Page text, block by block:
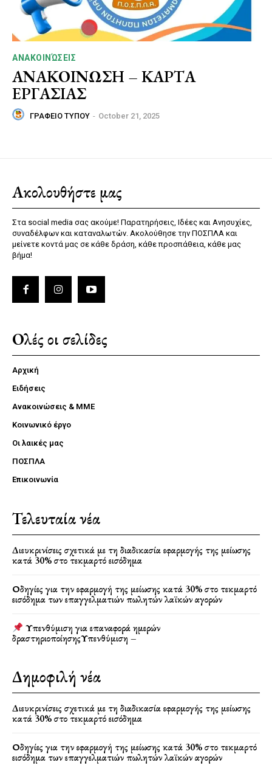
ΑΝΑΚΟΙΝΏΣΕΙΣ
ΑΝΑΚΟΙΝΩΣΗ – ΚΑΡΤΑ
ΕΡΓΑΣΙΑΣ
ΓΡΑΦΕΙΟ ΤΥΠΟΥ - October 21, 2025
Ακολουθήστε μας
Στα social media σας ακούμε! Παρατηρήσεις, Ιδέες και Ανησυχίες,
συναδέλφων και καταναλωτών. Ακολούθησε την ΠΟΣΠΛΑ και
μείνετε κοντά μας σε κάθε δράση, κάθε προσπάθεια, κάθε μας
βήμα!
Ολές οι σελίδες
Αρχική
Ειδήσεις
Ανακοινώσεις & ΜΜΕ
Κοινωνικό έργο
Οι λαικές μας
ΠΟΣΠΛΑ
Επικοινωνία
Τελευταία νέα
Διευκρινίσεις σχετικά με τη διαδικασία εφαρμογής της μείωσης
κατά 30% στο τεκμαρτό εισόδημα
Οδηγίες για την εφαρμογή της μείωσης κατά 30% στο τεκμαρτό
εισόδημα των επαγγελματιών πωλητών λαϊκών αγορών
Υπενθύμιση για επαναφορά ημερών
δραστηριοποίησηςΥπενθύμιση –
Δημοφιλή νέα
Διευκρινίσεις σχετικά με τη διαδικασία εφαρμογής της μείωσης
κατά 30% στο τεκμαρτό εισόδημα
Οδηγίες για την εφαρμογή της μείωσης κατά 30% στο τεκμαρτό
εισόδημα των επαγγελματιών πωλητών λαϊκών αγορών